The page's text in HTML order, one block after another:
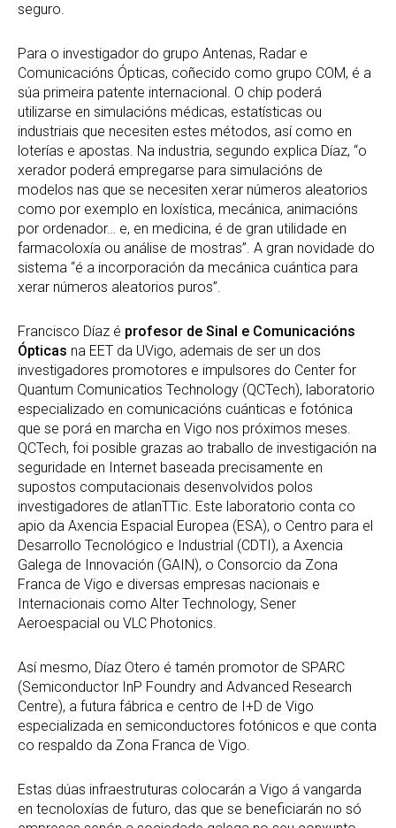
seguro.
Para o investigador do grupo Antenas, Radar e
Comunicacións Ópticas, coñecido como grupo COM, é a
súa primeira patente internacional. O chip poderá
utilizarse en simulacións médicas, estatísticas ou
industriais que necesiten estes métodos, así como en
loterías e apostas. Na industria, segundo explica Díaz, “o
xerador poderá empregarse para simulacións de
modelos nas que se necesiten xerar números aleatorios
como por exemplo en loxística, mecánica, animacións
por ordenador… e, en medicina, é de gran utilidade en
farmacoloxía ou análise de mostras”. A gran novidade do
sistema “é a incorporación da mecánica cuántica para
xerar números aleatorios puros”.
Francisco Díaz é profesor de Sinal e Comunicacións
Ópticas na EET da UVigo, ademais de ser un dos
investigadores promotores e impulsores do Center for
Quantum Comunicatios Technology (QCTech), laboratorio
especializado en comunicacións cuánticas e fotónica
que se porá en marcha en Vigo nos próximos meses.
QCTech, foi posible grazas ao traballo de investigación na
seguridade en Internet baseada precisamente en
supostos computacionais desenvolvidos polos
investigadores de atlanTTic. Este laboratorio conta co
apio da Axencia Espacial Europea (ESA), o Centro para el
Desarrollo Tecnológico e Industrial (CDTI), a Axencia
Galega de Innovación (GAIN), o Consorcio da Zona
Franca de Vigo e diversas empresas nacionais e
Internacionais como Alter Technology, Sener
Aeroespacial ou VLC Photonics.
Así mesmo, Díaz Otero é tamén promotor de SPARC
(Semiconductor InP Foundry and Advanced Research
Centre), a futura fábrica e centro de I+D de Vigo
especializada en semiconductores fotónicos e que conta
co respaldo da Zona Franca de Vigo.
Estas dúas infraestruturas colocarán a Vigo á vangarda
en tecnoloxías de futuro, das que se beneficiarán no só